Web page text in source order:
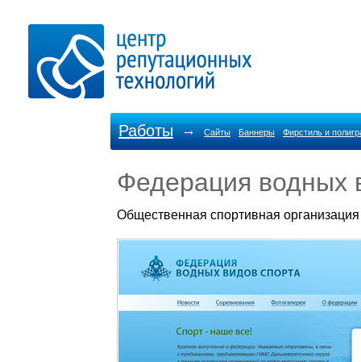
Работы → Сайты Баннеры Фирстиль и
Федерация водных
Общественная спортивная